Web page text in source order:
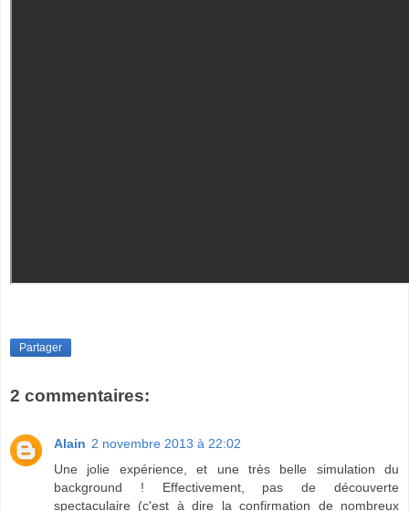
Partager
2 commentaires:
Alain 2 novembre 2013 à 22:02
Une jolie expérience, et une très belle simulation du
background ! Effectivement, pas de découverte
spectaculaire (c'est à dire la confirmation de nombreux